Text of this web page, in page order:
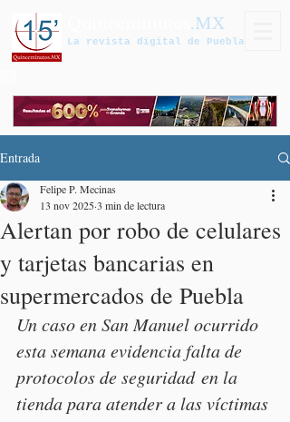
.MX
La revista digital de Puebla
Entrada
Alertan por robo de celulares
y tarjetas bancarias en
supermercados de Puebla
Felipe P. Mecinas
13 nov 20253 min de lectura
Un caso en San Manuel ocurrido
esta semana evidencia falta de
protocolos de seguridad en la
tienda para atender a las víctimas